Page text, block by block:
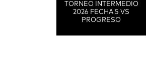
TORNEO INTERMEDIO
2026 FECHA 5 VS
PROGRESO